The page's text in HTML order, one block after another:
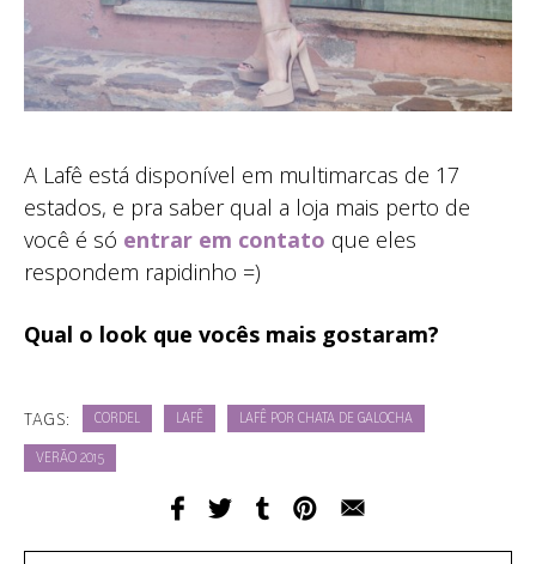
A Lafê está disponível em multimarcas de 17
estados, e pra saber qual a loja mais perto de
você é só entrar em contato que eles
respondem rapidinho =)
Qual o look que vocês mais gostaram?
TAGS: CORDEL LAFÊ LAFÊ POR CHATA DE GALOCHA
VERÃO 2015